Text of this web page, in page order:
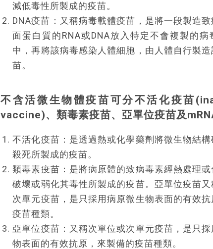
減低毒性所製成的疫苗。
DNA疫苗：又稱病毒載體疫苗，是將一段製造
面蛋白質的RNA或DNA放入特定不會複製的病
中，再將該病毒感染人體細胞，由人體自行製
苗。
不含活微生物體疫苗可分不活化疫苗
vaccine)、類毒素疫苗、亞單位疫苗及
不活化疫苗：是透過熱或化學藥劑將微生物結
殺死所製成的疫苗。
類毒素疫苗：是將病原體的致病毒素經熱處理
破壞或弱化其毒性所製成的疫苗。亞單位疫苗
次單元疫苗，是只採用病原微生物表面的有效
疫苗種類。
亞單位疫苗：又稱次單位或次單元疫苗，是只採
物表面的有效抗原，來製備的疫苗種類。